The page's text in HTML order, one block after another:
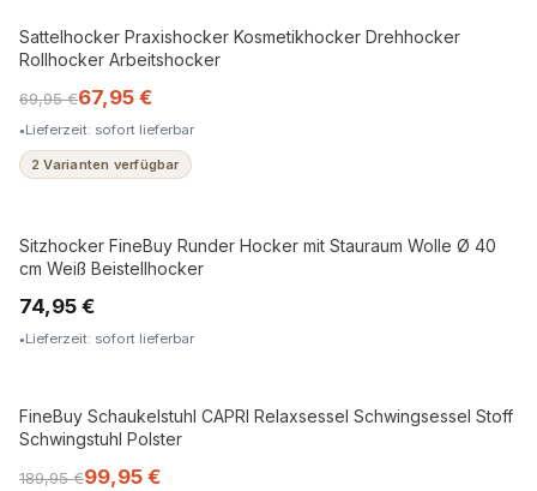
Sattelhocker Praxishocker Kosmetikhocker Drehhocker
Rollhocker Arbeitshocker
69,95 €67,95 €
Lieferzeit: sofort lieferbar
2 Varianten verfügbar
Sitzhocker FineBuy Runder Hocker mit Stauraum Wolle Ø 40
cm Weiß Beistellhocker
74,95 €
Lieferzeit: sofort lieferbar
FineBuy Schaukelstuhl CAPRI Relaxsessel Schwingsessel Stoff
Schwingstuhl Polster
189,95 €99,95 €